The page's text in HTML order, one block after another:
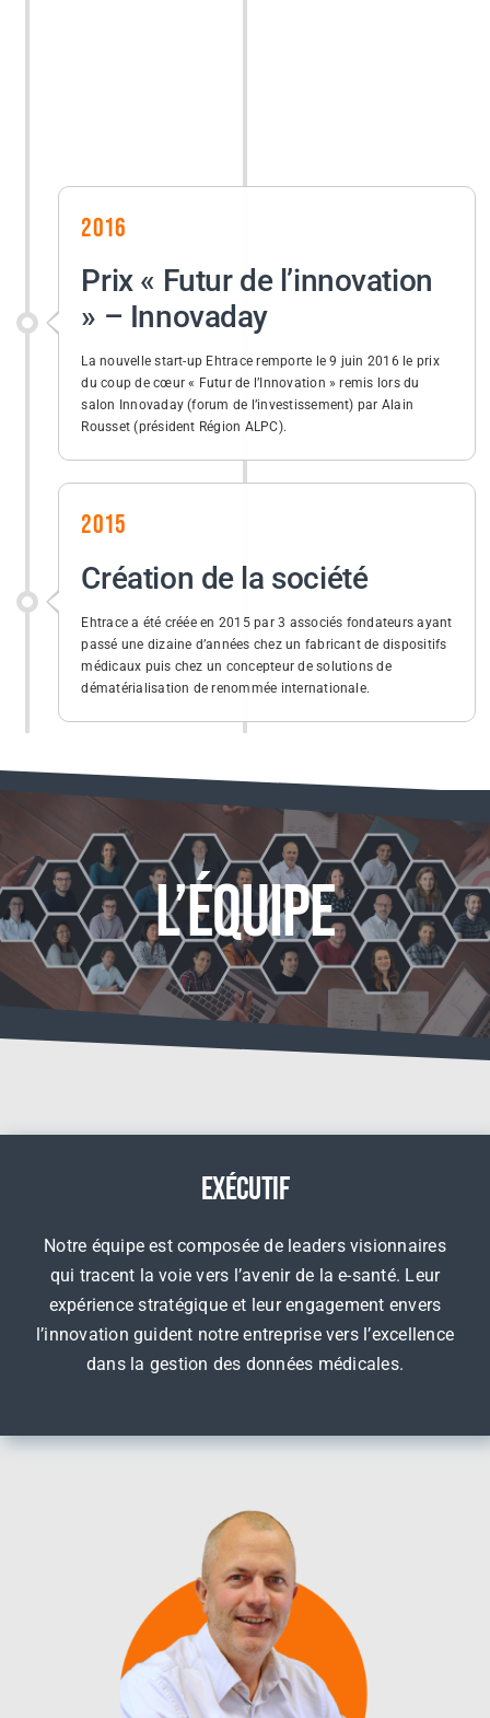
2016
Prix « Futur de l’innovation
» – Innovaday
La nouvelle start-up Ehtrace remporte le 9 juin 2016 le prix
du coup de cœur « Futur de l’Innovation » remis lors du
salon Innovaday (forum de l’investissement) par Alain
Rousset (président Région ALPC).
2015
Création de la société
Ehtrace a été créée en 2015 par 3 associés fondateurs ayant
passé une dizaine d’années chez un fabricant de dispositifs
médicaux puis chez un concepteur de solutions de
dématérialisation de renommée internationale.
L’équipe
Exécutif
Notre équipe est composée de leaders visionnaires
qui tracent la voie vers l’avenir de la e-santé. Leur
expérience stratégique et leur engagement envers
l’innovation guident notre entreprise vers l’excellence
dans la gestion des données médicales.